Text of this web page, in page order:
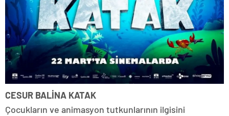
CESUR BALİNA KATAK
Çocukların ve animasyon tutkunlarının ilgisini